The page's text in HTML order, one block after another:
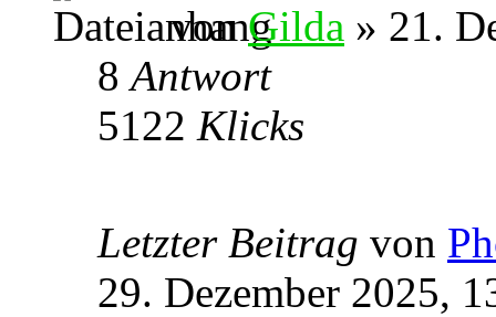
vonGilda » 21.
8Antwort
5122 Klicks
Letzter Beitrag von
29. Dezember 2025,